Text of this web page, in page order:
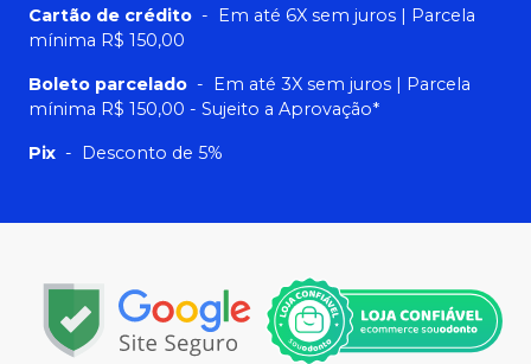
Cartão de crédito - Em até 6X sem juros | Parcela
mínima R$ 150,00
Boleto parcelado - Em até 3X sem juros | Parcela
mínima R$ 150,00 - Sujeito a Aprovação*
Pix - Desconto de 5%